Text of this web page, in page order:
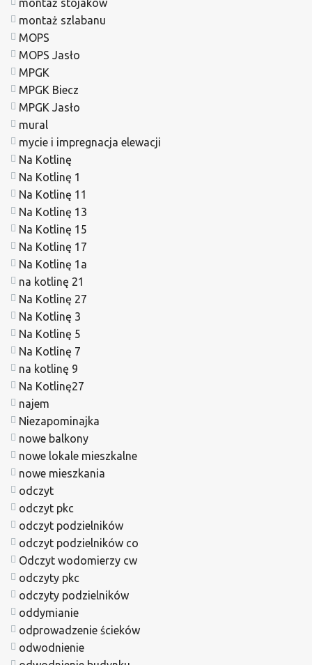
montaż stojaków
montaż szlabanu
MOPS
MOPS Jasło
MPGK
MPGK Biecz
MPGK Jasło
mural
mycie i impregnacja elewacji
Na Kotlinę
Na Kotlinę 1
Na Kotlinę 11
Na Kotlinę 13
Na Kotlinę 15
Na Kotlinę 17
Na Kotlinę 1a
na kotlinę 21
Na Kotlinę 27
Na Kotlinę 3
Na Kotlinę 5
Na Kotlinę 7
na kotlinę 9
Na Kotlinę27
najem
Niezapominajka
nowe balkony
nowe lokale mieszkalne
nowe mieszkania
odczyt
odczyt pkc
odczyt podzielników
odczyt podzielników co
Odczyt wodomierzy cw
odczyty pkc
odczyty podzielników
oddymianie
odprowadzenie ścieków
odwodnienie